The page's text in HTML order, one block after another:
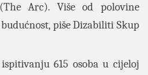
Arc). Više od polovine
piše Dizabiliti Skup
615 osoba u cijeloj